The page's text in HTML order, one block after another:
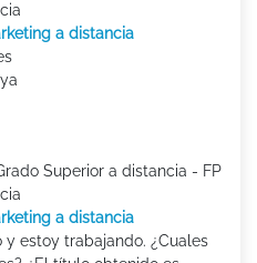
a distancia
Superior a distancia - FP
a distancia
estoy trabajando. ¿Cuales